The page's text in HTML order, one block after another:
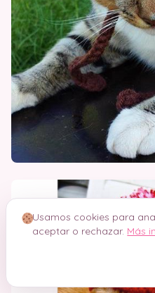
Usamos cookies para
aceptar o rechazar. Más